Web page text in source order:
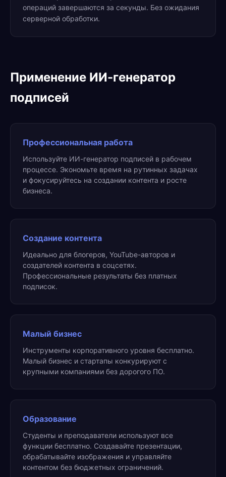
операций завершаются за секунды. Без ожидания
серверной обработки.
Применение ИИ-генератор
подписей
Профессиональная работа
Используйте ИИ-генератор подписей в рабочем
процессе. Экономьте время на рутинных задачах
и фокусируйтесь на создании контента и росте
бизнеса.
Создание контента
Идеально для блогеров, YouTube-авторов и
создателей контента в соцсетях.
Профессиональные результаты без платных
подписок.
Малый бизнес
Инструменты корпоративного уровня бесплатно.
Малый бизнес и стартапы конкурируют с
крупными компаниями без дорогого ПО.
Образование
Студенты и преподаватели используют все
функции бесплатно. Создавайте презентации,
обрабатывайте изображения и управляйте
контентом без бюджетных ограничений.